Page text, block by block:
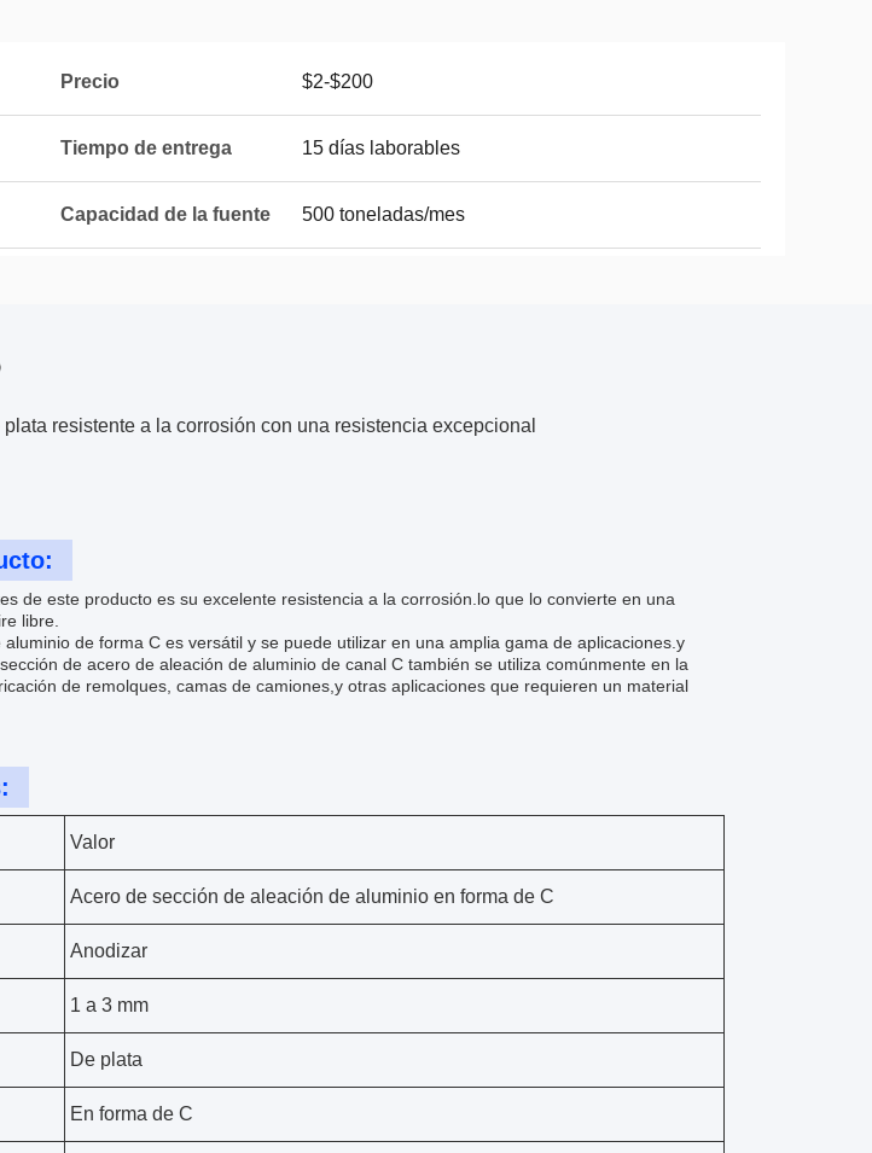
Precio $2-$200
Tiempo de entrega 15 días laborables
Capacidad de la fuente 500 toneladas/mes
resistente a la corrosión con una resistencia excepcional
de este producto es su excelente resistencia a la corrosión.lo que lo convierte en una
libre.
de forma C es versátil y se puede utilizar en una amplia gama de aplicaciones.y
de acero de aleación de aluminio de canal C también se utiliza comúnmente en la
de remolques, camas de camiones,y otras aplicaciones que requieren un material
Valor
Acero de sección de aleación de aluminio en forma de C
Anodizar
1 a 3 mm
De plata
En forma de C